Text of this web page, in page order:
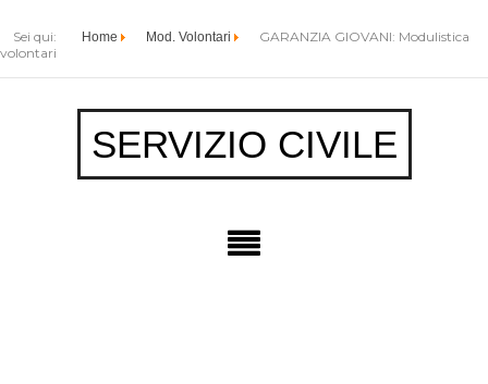
Sei qui: Home Mod. Volontari
GARANZIA GIOVANI: Modulistica
volontari
SERVIZIO CIVILE